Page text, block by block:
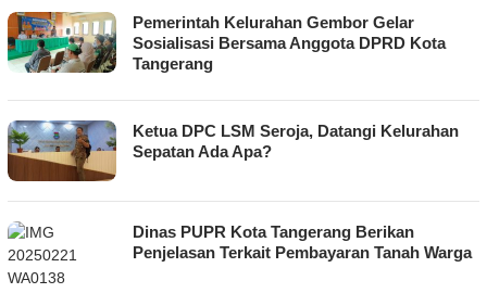
Pemerintah Kelurahan Gembor Gelar
Sosialisasi Bersama Anggota DPRD Kota
Tangerang
Ketua DPC LSM Seroja, Datangi Kelurahan
Sepatan Ada Apa?
Dinas PUPR Kota Tangerang Berikan
Penjelasan Terkait Pembayaran Tanah Warga